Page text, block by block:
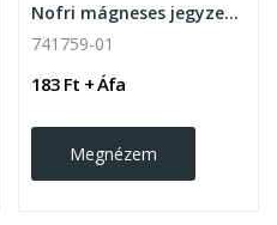
Nofri mágneses jegyzettömb
741759-01
183 Ft + Áfa
Megnézem